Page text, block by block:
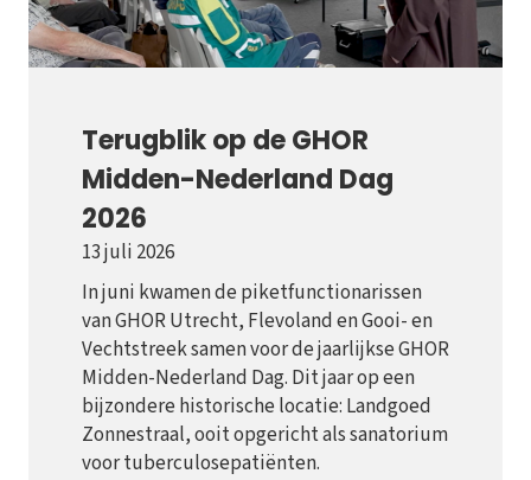
Terugblik op de GHOR
Midden-Nederland Dag
2026
13 juli 2026
In juni kwamen de piketfunctionarissen
van GHOR Utrecht, Flevoland en Gooi- en
Vechtstreek samen voor de jaarlijkse GHOR
Midden-Nederland Dag. Dit jaar op een
bijzondere historische locatie: Landgoed
Zonnestraal, ooit opgericht als sanatorium
voor tuberculosepatiënten.